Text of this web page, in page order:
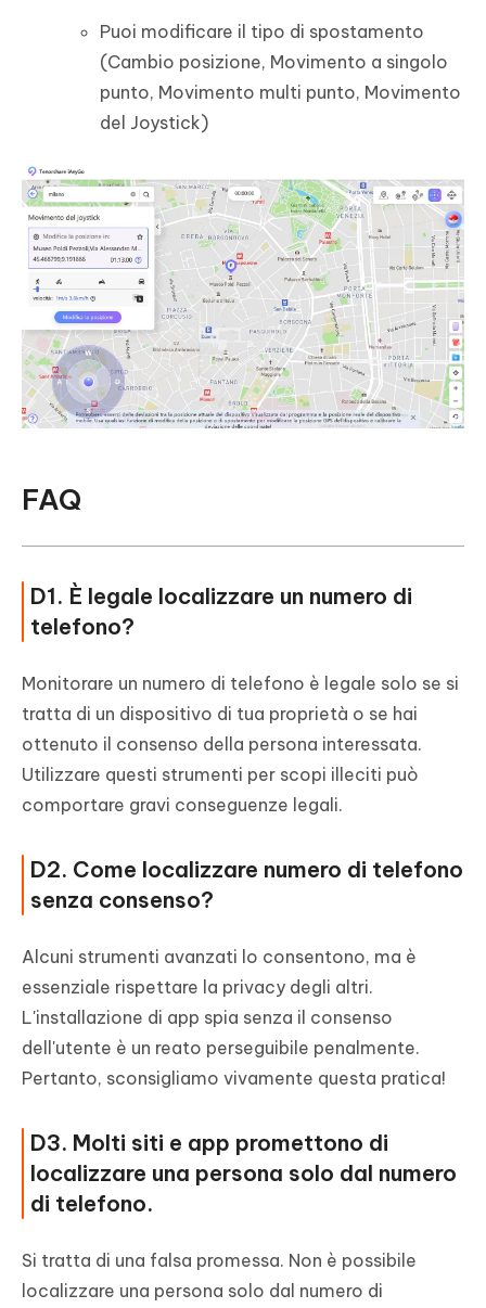
Puoi modificare il tipo di spostamento
(Cambio posizione, Movimento a singolo
punto, Movimento multi punto, Movimento
del Joystick)
FAQ
D1. È legale localizzare un numero di
telefono?
Monitorare un numero di telefono è legale solo se si
tratta di un dispositivo di tua proprietà o se hai
ottenuto il consenso della persona interessata.
Utilizzare questi strumenti per scopi illeciti può
comportare gravi conseguenze legali.
D2. Come localizzare numero di telefono
senza consenso?
Alcuni strumenti avanzati lo consentono, ma è
essenziale rispettare la privacy degli altri.
L'installazione di app spia senza il consenso
dell'utente è un reato perseguibile penalmente.
Pertanto, sconsigliamo vivamente questa pratica!
D3. Molti siti e app promettono di
localizzare una persona solo dal numero
di telefono.
Si tratta di una falsa promessa. Non è possibile
localizzare una persona solo dal numero di